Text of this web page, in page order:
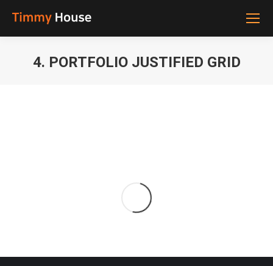
4. PORTFOLIO JUSTIFIED GRID